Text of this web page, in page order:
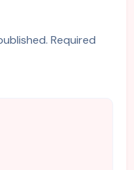
Required